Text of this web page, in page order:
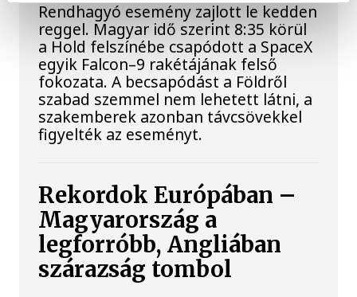
Rendhagyó esemény zajlott le kedden
reggel. Magyar idő szerint 8:35 körül
a Hold felszínébe csapódott a SpaceX
egyik Falcon–9 rakétájának felső
fokozata. A becsapódást a Földről
szabad szemmel nem lehetett látni, a
szakemberek azonban távcsövekkel
figyelték az eseményt.
Rekordok Európában –
Magyarország a
legforróbb, Angliában
szárazság tombol